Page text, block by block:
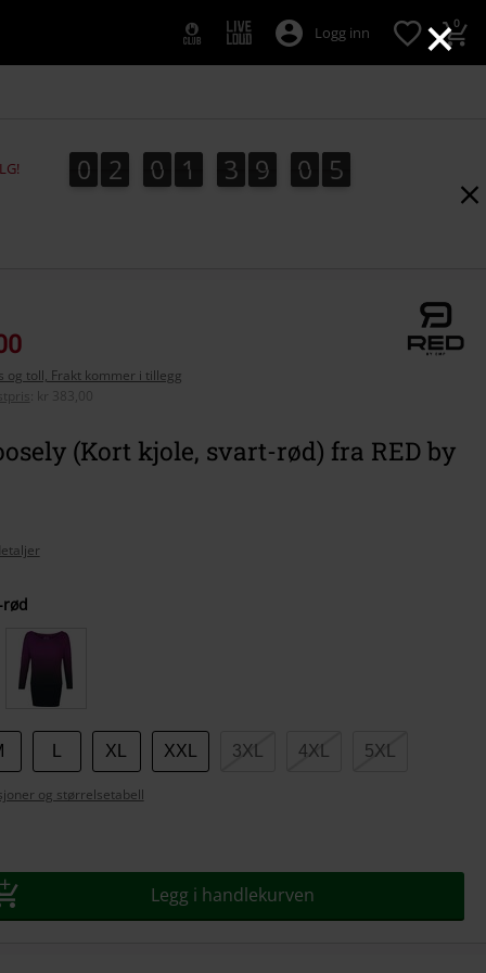
×
Logg inn 0
0
0 2
2 0
0 1
1 3
3 9
9 0
0 3
4
3
5
4
og toll, Frakt kommer i tillegg
kr 383,00
(Kort kjole, svart-rød) fra RED by
rød
XL XXL 3XL 4XL 5XL
og størrelsetabell
Legg i handlekurven